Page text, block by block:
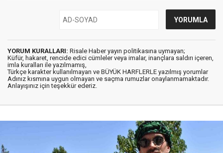
YORUM KURALLARI: Risale Haber yayın politikasına uymayan;
Küfür, hakaret, rencide edici cümleler veya imalar, inançlara saldırı içeren,
imla kuralları ile yazılmamış,
Türkçe karakter kullanılmayan ve BÜYÜK HARFLERLE yazılmış yorumlar
Adınız kısmına uygun olmayan ve saçma rumuzlar onaylanmamaktadır.
Anlayışınız için teşekkür ederiz.